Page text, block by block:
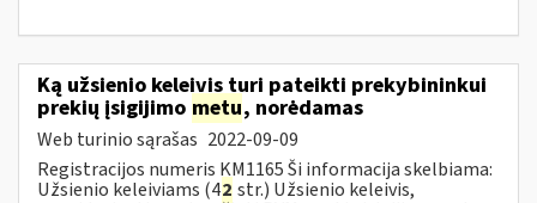
Ką užsienio keleivis turi pateikti prekybininkui
prekių įsigijimo metu, norėdamas
Web turinio sąrašas 2022-09-09
Registracijos numeris KM1165 Ši informacija skelbiama:
Užsienio keleiviams (42 str.) Užsienio keleivis,